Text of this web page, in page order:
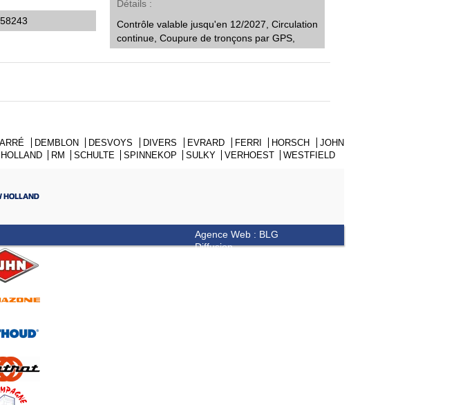
Détails
Contrôle valable jusqu'en 12/2027, Circulation
continue, Coupure de tronçons par GPS,
DEMBLON DESVOYS DIVERS EVRARD FERRI HORSCH
JOHN
RM SCHULTE SPINNEKOP SULKY VERHOEST WESTFIELD
Agence Web : BLG
Diffusion